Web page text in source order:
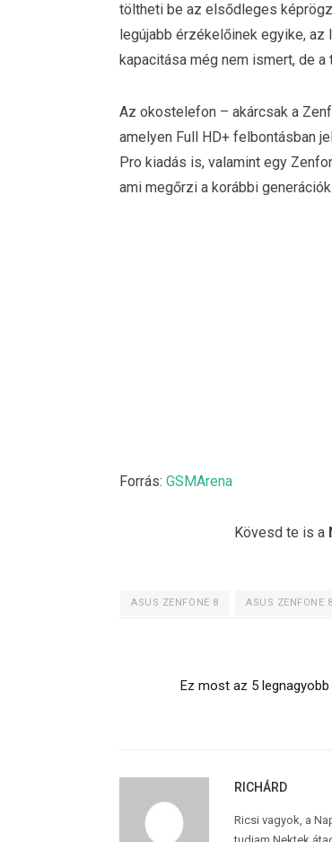
töltheti be az elsődleges
legújabb érzékelőinek egyike,
kapacitása még nem ismert, de
Az okostelefon – akárcsak a
amelyen Full HD+ felbontásban
Pro kiadás is, valamint egy
ami megőrzi a korábbi
Forrás: GSMArena
Kövesd te is a
ASUS ZENFONE 8 ASUS ZENFONE
Ez most az 5
RICHÁRD
Ricsi vagyok, a